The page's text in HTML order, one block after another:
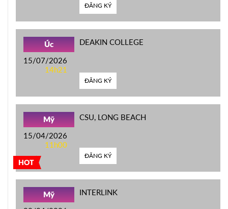
ĐĂNG KÝ
Úc
15/07/2026
14h21
DEAKIN COLLEGE
ĐĂNG KÝ
HOT
Mỹ
15/04/2026
11h00
CSU, LONG BEACH
ĐĂNG KÝ
Mỹ INTERLINK